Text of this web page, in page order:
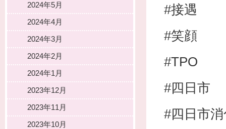
#接遇
#笑顔
#TPO
#四日市
#四日市
2024年5月
2024年4月
2024年3月
2024年2月
2024年1月
2023年12月
2023年11月
2023年10月